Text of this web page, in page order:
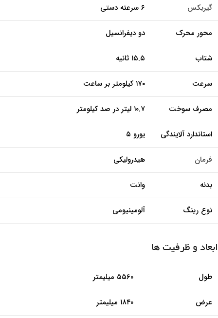
گیربکس ۶ سرعته دستی
محور محرک دو دیفرانسیل
شتاب ۱۵.۵ ثانیه
سرعت ۱۷۰ کیلومتر بر ساعت
مصرف سوخت ۱۰.۷ لیتر در صد کیلومتر
استاندارد آلایندگی یورو ۵
فرمان هیدرولیکی
بدنه وانت
نوع رینگ آلومینیومی
ابعاد و ظرفیت ‌ها
طول ۵۵۶۰ میلیمتر
عرض ۱۸۴۰ میلیمتر